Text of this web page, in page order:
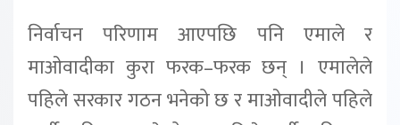
निर्वाचन परिणाम आएपछि पनि एमाले र
माओवादीका कुरा फरक–फरक छन् । एमालेले
पहिले सरकार गठन भनेको छ र माओवादीले पहिले